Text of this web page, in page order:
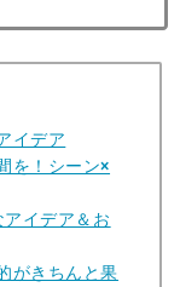
イデア
を！シーン×
イデア＆お
がきちんと果